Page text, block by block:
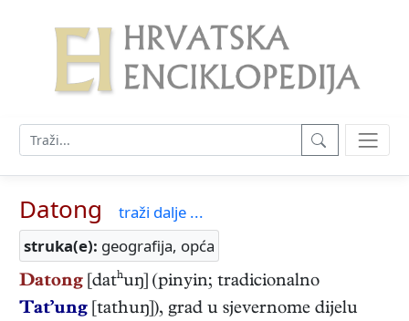
Datong
traži dalje ...
struka(e): geografija, opća
Datong [datʰuŋ] (pinyin; tradicionalno
Tat’ung [tathuŋ]), grad u sjevernome dijelu